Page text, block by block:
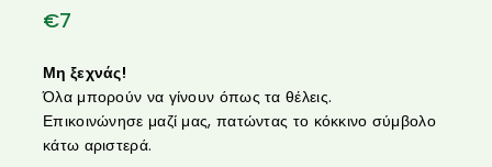
€7
Μη ξεχνάς!
Όλα μπορούν να γίνουν όπως τα θέλεις.
Επικοινώνησε μαζί μας, πατώντας το κόκκινο σύμβολο
κάτω αριστερά.